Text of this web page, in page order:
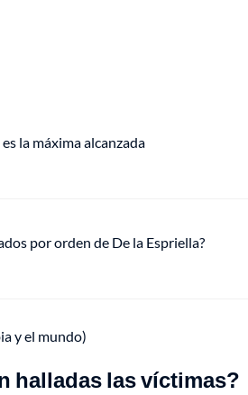
la máxima alcanzada
por orden de De la Espriella?
y el mundo)
halladas las víctimas?